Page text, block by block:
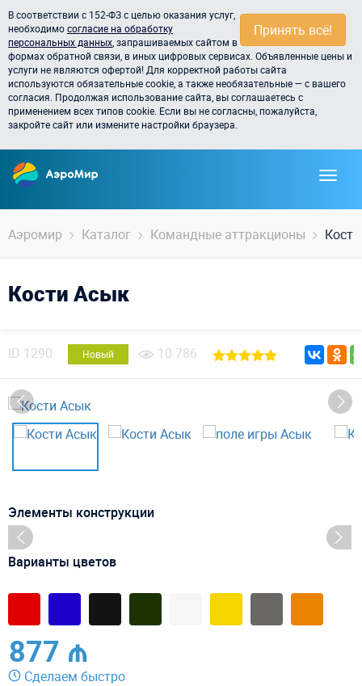
Принять всё!
В соответствии с 152-ФЗ с целью оказания услуг,
необходимосогласие на обработку
персональных данных , запрашиваемых сайтом в
формах обратной связи, в иных цифровых сервисах. Объявленные цены и
услуги не являются офертой! Для корректной работы сайта
используются обязательные cookie, а также необязательные — с вашего
согласия. Продолжая использование сайта, вы соглашаетесь с
применением всех типов cookie. Если вы не согласны, пожалуйста,
закройте сайт или измените настройки браузера.
Аэромир Каталог Командные аттракционы
Кости Асык
ID 1290 Новый 10 786
Элементы конструкции
Варианты цветов
877 ₼
Сделаем быстро